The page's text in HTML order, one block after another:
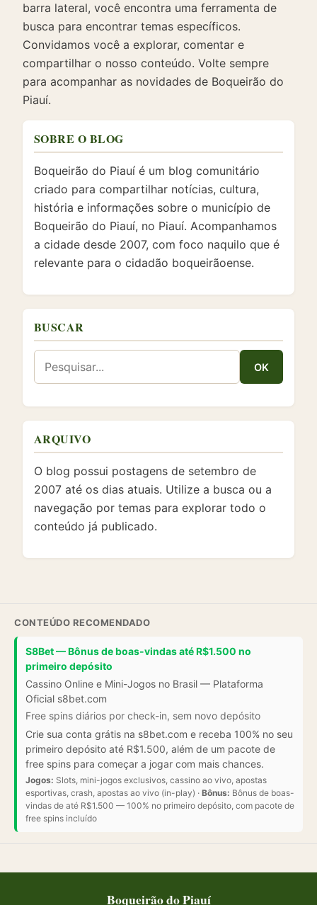
barra lateral, você encontra uma ferramenta de
busca para encontrar temas específicos.
Convidamos você a explorar, comentar e
compartilhar o nosso conteúdo. Volte sempre
para acompanhar as novidades de Boqueirão do
Piauí.
SOBRE O BLOG
Boqueirão do Piauí é um blog comunitário
criado para compartilhar notícias, cultura,
história e informações sobre o município de
Boqueirão do Piauí, no Piauí. Acompanhamos
a cidade desde 2007, com foco naquilo que é
relevante para o cidadão boqueirãoense.
BUSCAR
ARQUIVO
O blog possui postagens de setembro de
2007 até os dias atuais. Utilize a busca ou a
navegação por temas para explorar todo o
conteúdo já publicado.
CONTEÚDO RECOMENDADO
S8Bet — Bônus de boas-vindas até R$1.500 no
primeiro depósito
Cassino Online e Mini-Jogos no Brasil — Plataforma
Oficial s8bet.com
Free spins diários por check-in, sem novo depósito
Crie sua conta grátis na s8bet.com e receba 100% no seu
primeiro depósito até R$1.500, além de um pacote de
free spins para começar a jogar com mais chances.
Jogos: Slots, mini-jogos exclusivos, cassino ao vivo, apostas
esportivas, crash, apostas ao vivo (in-play) · Bônus: Bônus de boas-
vindas de até R$1.500 — 100% no primeiro depósito, com pacote de
free spins incluído
Boqueirão do Piauí